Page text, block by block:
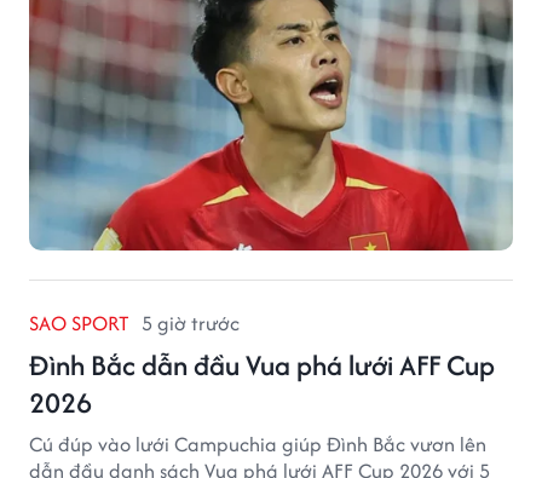
SAO SPORT 5 giờ trước
Đình Bắc dẫn đầu Vua phá lưới AFF Cup
2026
Cú đúp vào lưới Campuchia giúp Đình Bắc vươn lên
dẫn đầu danh sách Vua phá lưới AFF Cup 2026 với 5